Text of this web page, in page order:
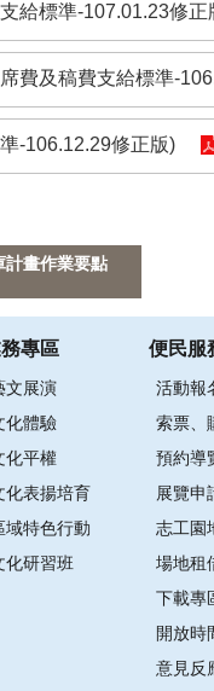
給標準-107.01.23修正
費及稿費支給標準-
-106.12.29修正版)
計畫作業要點
專區
文展演
化體驗
化平權
化表揚培育
域特色行動
化研習班
便民服
活動報
索票、
預約導
展覽申
志工園
場地租
下載專
開放時
意見反